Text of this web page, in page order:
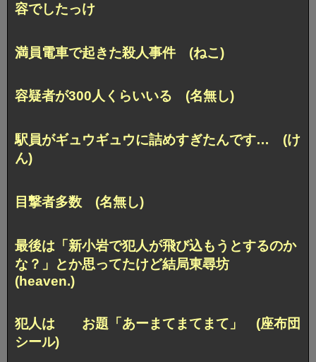
容でしたっけ
満員電車で起きた殺人事件 (ねこ)
容疑者が300人くらいいる (名無し)
駅員がギュウギュウに詰めすぎたんです… (け
ん)
目撃者多数 (名無し)
最後は「新小岩で犯人が飛び込もうとするのか
な？」とか思ってたけど結局東尋坊
(heaven.)
犯人は お題「あーまてまてまて」 (座布団
シール)